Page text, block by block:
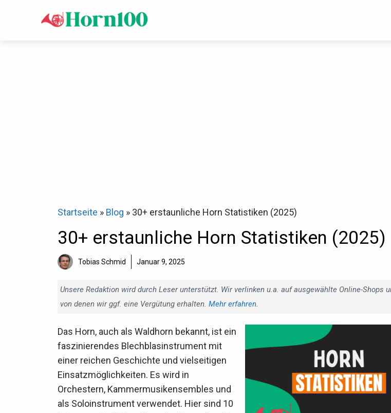
Startseite » Blog » 30+ erstaunliche Horn Statistiken (2025)
30+ erstaunliche Horn Statistiken (2025)
Tobias Schmid Januar 9, 2025
Unsere Redaktion wird durch Leser unterstützt. Wir verlinken u.a. auf ausgewählte Online-Shops
von denen wir ggf. eine Vergütung erhalten. Mehr erfahren.
Das Horn, auch als Waldhorn bekannt, ist ein
faszinierendes Blechblasinstrument mit
einer reichen Geschichte und vielseitigen
Einsatzmöglichkeiten. Es wird in
Orchestern, Kammermusikensembles und
als Soloinstrument verwendet. Hier sind 10